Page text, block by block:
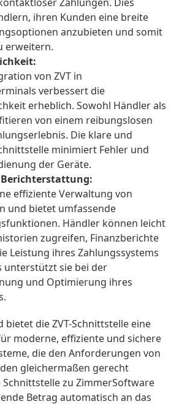
ihren Kunden eine breite
anzubieten und somit
erweitern.
von ZVT in
verbessert die
erheblich. Sowohl Händler als
von einem reibungslosen
Die klare und
minimiert Fehler und
der Geräte.
effiziente Verwaltung von
und bietet umfassende
Händler können leicht
zugreifen, Finanzberichte
Leistung ihres Zahlungssystems
unterstützt sie bei der
und Optimierung ihres
bietet die ZVT-Schnittstelle eine
moderne, effiziente und sichere
die den Anforderungen von
gleichermaßen gerecht
zu ZimmerSoftware
Betrag automatisch an das